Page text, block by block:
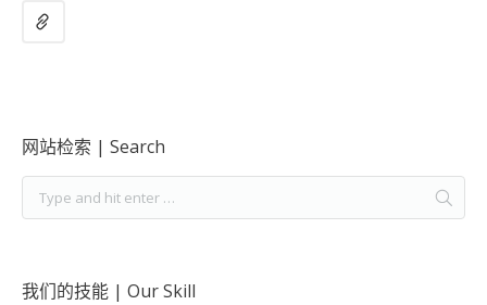
网站检索 | Search
我们的技能 | Our Skill